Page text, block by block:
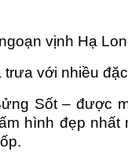
vịnh Hạ
với nhiều
Sốt – được
hình đẹp